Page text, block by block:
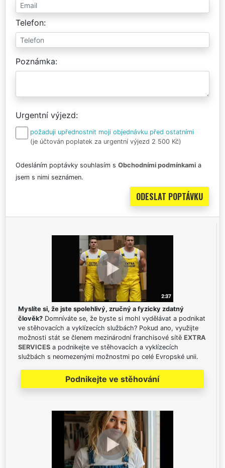
Telefon
Poznámka
Urgentní výjezd
požaduji upřednostnit moji objednávku před ostatními
(je účtován poplatek za urgentní výjezd 2 500 Kč)
Odesláním poptávky souhlasím s Obchodními podmínkami a
jsem s nimi seznámen.
Myslíte si, že jste spolehlivý, zručný a fyzicky zdatný
člověk? Domníváte se, že byste si mohl vydělávat a podnikat
ve stěhovacích a vyklízecích službách? Pokud ano, využijte
možnosti stát se členem mezinárodní franchisové sítě EXTRA
SERVICES a podnikejte ve stěhovacích a vyklízecích
službách s neomezenými možnostmi po celé Evropské unii.
Podnikejte ve stěhování